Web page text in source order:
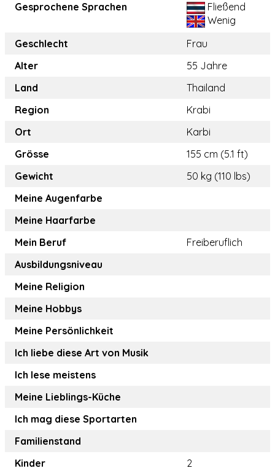
Gesprochene Sprachen
Fließend
Wenig
Geschlecht
Frau
Alter
55 Jahre
Land
Thailand
Region
Krabi
Ort
Karbi
Grösse
155 cm (5.1 ft)
Gewicht
50 kg (110 lbs)
Meine Augenfarbe
Meine Haarfarbe
Mein Beruf
Freiberuflich
Ausbildungsniveau
Meine Religion
Meine Hobbys
Meine Persönlichkeit
Ich liebe diese Art von Musik
Ich lese meistens
Meine Lieblings-Küche
Ich mag diese Sportarten
Familienstand
Kinder
2